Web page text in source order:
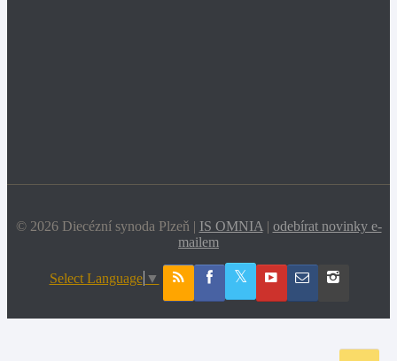
© 2026 Diecézní synoda Plzeň | IS OMNIA | odebírat novinky e-
mailem
Select Language ▼